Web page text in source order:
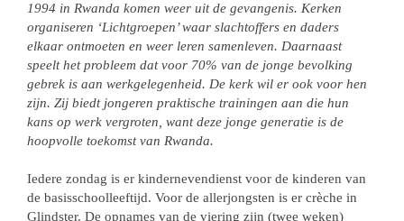
1994 in Rwanda komen weer uit de gevangenis. Kerken
organiseren ‘Lichtgroepen’ waar slachtoffers en daders
elkaar ontmoeten en weer leren samenleven. Daarnaast
speelt het probleem dat voor 70% van de jonge bevolking
gebrek is aan werkgelegenheid. De kerk wil er ook voor hen
zijn. Zij biedt jongeren praktische trainingen aan die hun
kans op werk vergroten, want deze jonge generatie is de
hoopvolle toekomst van Rwanda.
Iedere zondag is er kindernevendienst voor de kinderen van
de basisschoolleeftijd. Voor de allerjongsten is er crèche in
Glindster. De opnames van de viering zijn (twee weken)